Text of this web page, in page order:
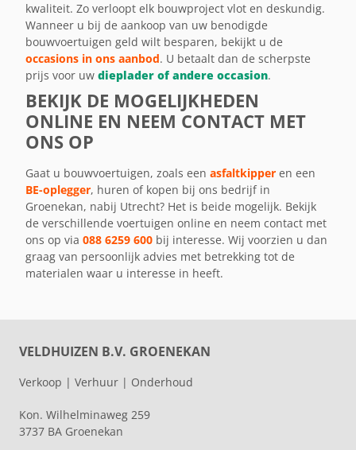
kwaliteit. Zo verloopt elk bouwproject vlot en deskundig.
Wanneer u bij de aankoop van uw benodigde
bouwvoertuigen geld wilt besparen, bekijkt u de
occasions in ons aanbod. U betaalt dan de scherpste
prijs voor uw dieplader of andere occasion.
BEKIJK DE MOGELIJKHEDEN
ONLINE EN NEEM CONTACT MET
ONS OP
Gaat u bouwvoertuigen, zoals een asfaltkipper en een
BE-oplegger, huren of kopen bij ons bedrijf in
Groenekan, nabij Utrecht? Het is beide mogelijk. Bekijk
de verschillende voertuigen online en neem contact met
ons op via 088 6259 600 bij interesse. Wij voorzien u dan
graag van persoonlijk advies met betrekking tot de
materialen waar u interesse in heeft.
VELDHUIZEN B.V. GROENEKAN
Verkoop | Verhuur | Onderhoud
Kon. Wilhelminaweg 259
3737 BA Groenekan